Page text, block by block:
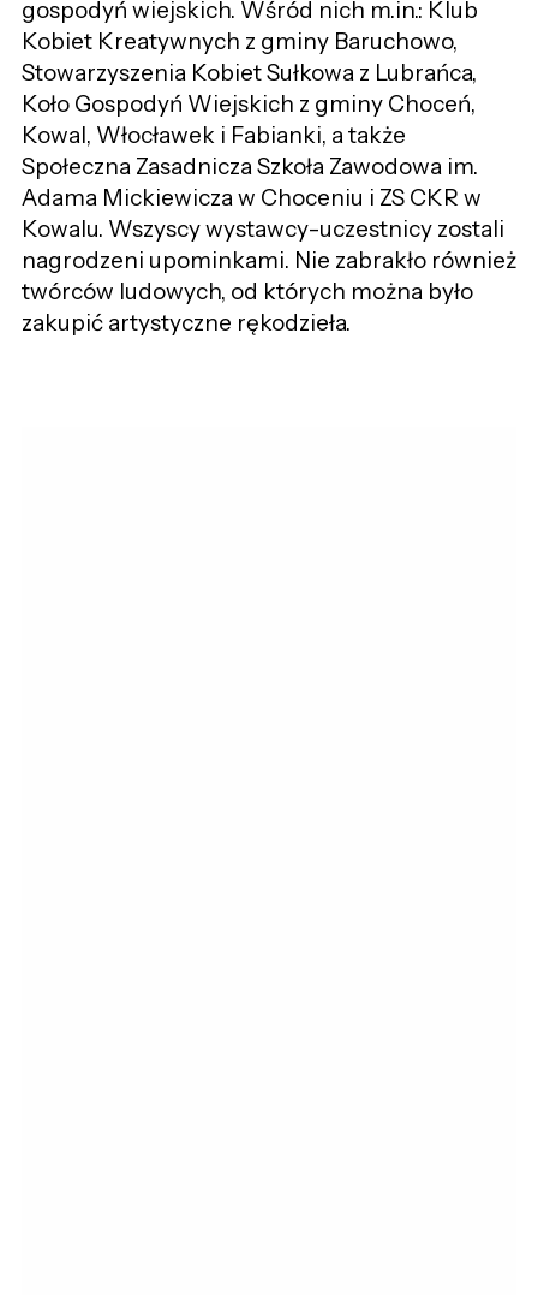
gospodyń wiejskich. Wśród nich m.in.: Klub
Kobiet Kreatywnych z gminy Baruchowo,
Stowarzyszenia Kobiet Sułkowa z Lubrańca,
Koło Gospodyń Wiejskich z gminy Choceń,
Kowal, Włocławek i Fabianki, a także
Społeczna Zasadnicza Szkoła Zawodowa im.
Adama Mickiewicza w Choceniu i ZS CKR w
Kowalu. Wszyscy wystawcy-uczestnicy zostali
nagrodzeni upominkami. Nie zabrakło również
twórców ludowych, od których można było
zakupić artystyczne rękodzieła.